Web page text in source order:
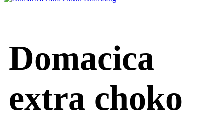
Domacica
extra choko